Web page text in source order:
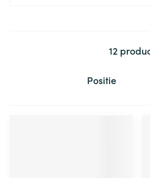
12
Sorteer op: